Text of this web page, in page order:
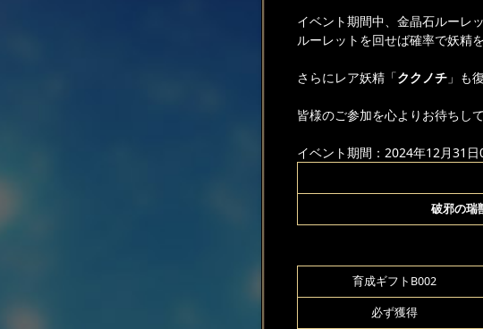
イベント期間中、金晶石ルーレ
ルーレットを回せば確率で妖精
さらにレア妖精「ククノチ 」も
皆様のご参加を心よりお待ちして
イベント期間：2024年12月31
破邪の瑞
育成ギフトB002
必ず獲得